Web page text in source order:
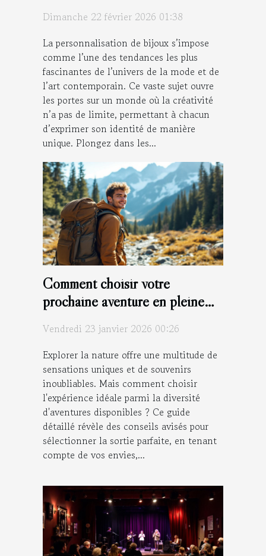
Dimanche 22 février 2026 01:38
La personnalisation de bijoux s’impose
comme l’une des tendances les plus
fascinantes de l’univers de la mode et de
l’art contemporain. Ce vaste sujet ouvre
les portes sur un monde où la créativité
n’a pas de limite, permettant à chacun
d’exprimer son identité de manière
unique. Plongez dans les...
Comment choisir votre
prochaine aventure en pleine
Vendredi 23 janvier 2026 00:26
Explorer la nature offre une multitude de
sensations uniques et de souvenirs
inoubliables. Mais comment choisir
l'expérience idéale parmi la diversité
d'aventures disponibles ? Ce guide
détaillé révèle des conseils avisés pour
sélectionner la sortie parfaite, en tenant
compte de vos envies,...